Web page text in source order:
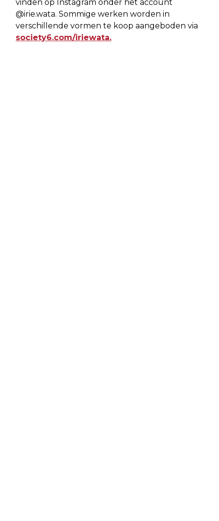
vinden op Instagram onder het account
@irie.wata. Sommige werken worden in
verschillende vormen te koop aangeboden via
society6.com/iriewata.